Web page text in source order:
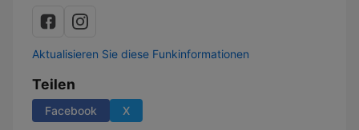
Aktualisieren Sie diese Funkinformationen
Teilen
Facebook X